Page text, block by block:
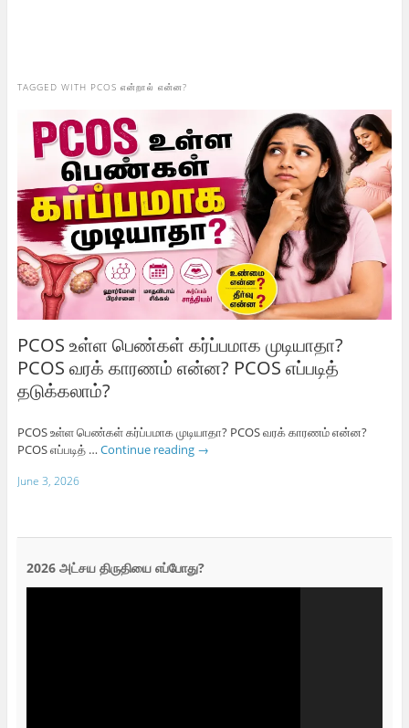
TAGGED WITH PCOS என்றால் என்ன?
PCOS உள்ள பெண்கள் கர்ப்பமாக முடியாதா?
PCOS வரக் காரணம் என்ன? PCOS எப்படித்
தடுக்கலாம்?
PCOS உள்ள பெண்கள் கர்ப்பமாக முடியாதா? PCOS வரக் காரணம் என்ன?
PCOS எப்படித் … Continue reading →
June 3, 2026
2026 அட்சய திருதியை எப்போது?